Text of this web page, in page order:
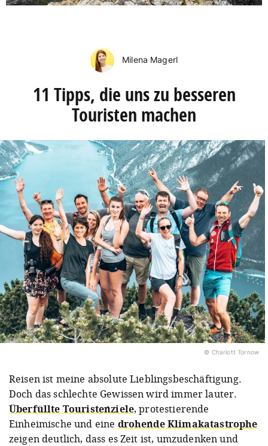
Milena Magerl
11 Tipps, die uns zu besseren
Touristen machen
© Charlott Tornow
Reisen ist meine absolute Lieblingsbeschäftigung.
Doch das schlechte Gewissen wird immer lauter.
Überfüllte Touristenziele, protestierende
Einheimische und eine drohende Klimakatastrophe
zeigen deutlich, dass es Zeit ist, umzudenken und